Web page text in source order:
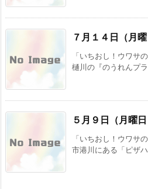
７月１４日（月
「いちおし！ウワサ
樋川の『のうれんプ
５月９日（月曜
「いちおし！ウワサ
市港川にある「ピザ